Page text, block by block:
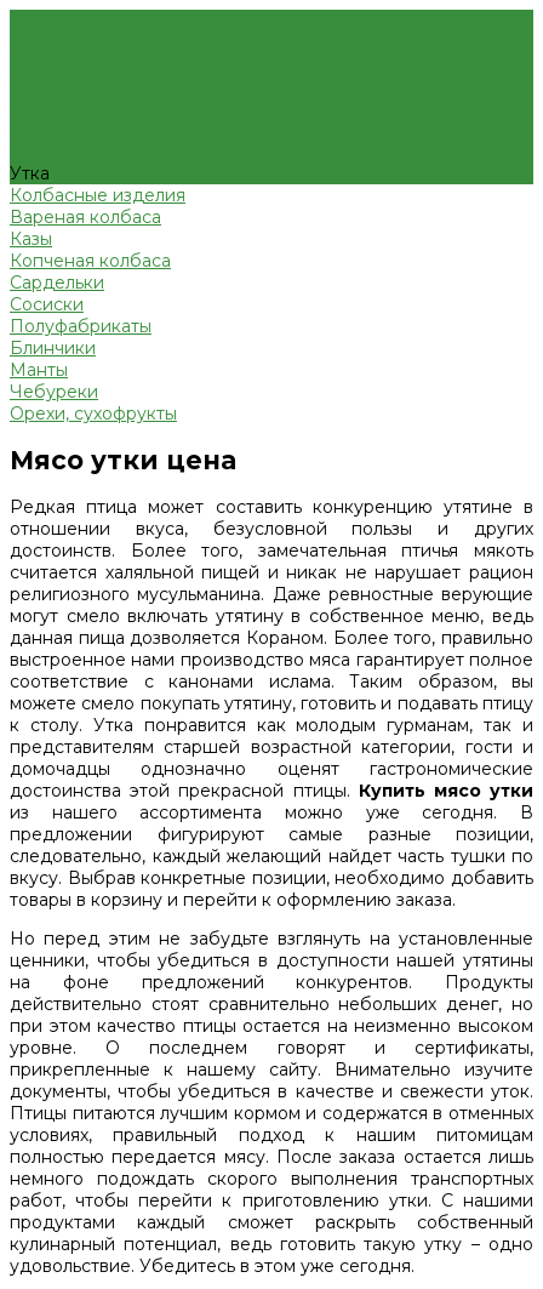
Утка
Колбасные изделия
Вареная колбаса
Казы
Копченая колбаса
Сардельки
Сосиски
Полуфабрикаты
Блинчики
Манты
Чебуреки
Орехи, сухофрукты
Мясо утки цена
Редкая птица может составить конкуренцию утятине в
отношении вкуса, безусловной пользы и других
достоинств. Более того, замечательная птичья мякоть
считается халяльной пищей и никак не нарушает рацион
религиозного мусульманина. Даже ревностные верующие
могут смело включать утятину в собственное меню, ведь
данная пища дозволяется Кораном. Более того, правильно
выстроенное нами производство мяса гарантирует полное
соответствие с канонами ислама. Таким образом, вы
можете смело покупать утятину, готовить и подавать птицу
к столу. Утка понравится как молодым гурманам, так и
представителям старшей возрастной категории, гости и
домочадцы однозначно оценят гастрономические
достоинства этой прекрасной птицы. Купить мясо утки
из нашего ассортимента можно уже сегодня. В
предложении фигурируют самые разные позиции,
следовательно, каждый желающий найдет часть тушки по
вкусу. Выбрав конкретные позиции, необходимо добавить
товары в корзину и перейти к оформлению заказа.
Но перед этим не забудьте взглянуть на установленные
ценники, чтобы убедиться в доступности нашей утятины
на фоне предложений конкурентов. Продукты
действительно стоят сравнительно небольших денег, но
при этом качество птицы остается на неизменно высоком
уровне. О последнем говорят и сертификаты,
прикрепленные к нашему сайту. Внимательно изучите
документы, чтобы убедиться в качестве и свежести уток.
Птицы питаются лучшим кормом и содержатся в отменных
условиях, правильный подход к нашим питомицам
полностью передается мясу. После заказа остается лишь
немного подождать скорого выполнения транспортных
работ, чтобы перейти к приготовлению утки. С нашими
продуктами каждый сможет раскрыть собственный
кулинарный потенциал, ведь готовить такую утку – одно
удовольствие. Убедитесь в этом уже сегодня.